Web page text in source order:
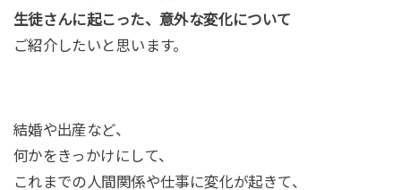
生徒さんに起こった、意外な変化について
ご紹介したいと思います。
結婚や出産など、
何かをきっかけにして、
これまでの人間関係や仕事に変化が起きて、